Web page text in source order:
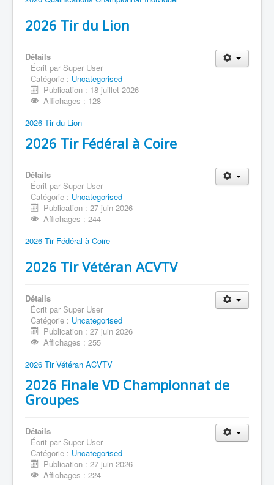
2026 Tir du Lion
Détails
Écrit par Super User
Catégorie : Uncategorised
Publication : 18 juillet 2026
Affichages : 128
2026 Tir du Lion
2026 Tir Fédéral à Coire
Détails
Écrit par Super User
Catégorie : Uncategorised
Publication : 27 juin 2026
Affichages : 244
2026 Tir Fédéral à Coire
2026 Tir Vétéran ACVTV
Détails
Écrit par Super User
Catégorie : Uncategorised
Publication : 27 juin 2026
Affichages : 255
2026 Tir Vétéran ACVTV
2026 Finale VD Championnat de
Groupes
Détails
Écrit par Super User
Catégorie : Uncategorised
Publication : 27 juin 2026
Affichages : 224